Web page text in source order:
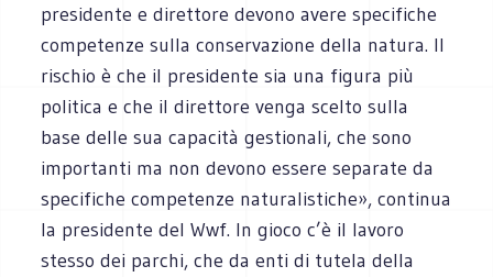
presidente e direttore devono avere specifiche
competenze sulla conservazione della natura. Il
rischio è che il presidente sia una figura più
politica e che il direttore venga scelto sulla
base delle sua capacità gestionali, che sono
importanti ma non devono essere separate da
specifiche competenze naturalistiche», continua
la presidente del Wwf. In gioco c’è il lavoro
stesso dei parchi, che da enti di tutela della